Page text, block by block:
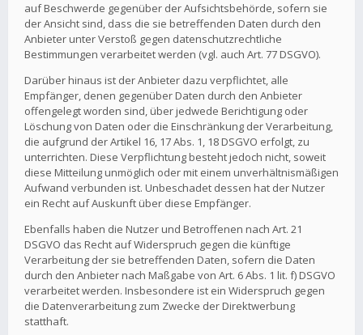
auf Beschwerde gegenüber der Aufsichtsbehörde, sofern sie
der Ansicht sind, dass die sie betreffenden Daten durch den
Anbieter unter Verstoß gegen datenschutzrechtliche
Bestimmungen verarbeitet werden (vgl. auch Art. 77 DSGVO).
Darüber hinaus ist der Anbieter dazu verpflichtet, alle
Empfänger, denen gegenüber Daten durch den Anbieter
offengelegt worden sind, über jedwede Berichtigung oder
Löschung von Daten oder die Einschränkung der Verarbeitung,
die aufgrund der Artikel 16, 17 Abs. 1, 18 DSGVO erfolgt, zu
unterrichten. Diese Verpflichtung besteht jedoch nicht, soweit
diese Mitteilung unmöglich oder mit einem unverhältnismäßigen
Aufwand verbunden ist. Unbeschadet dessen hat der Nutzer
ein Recht auf Auskunft über diese Empfänger.
Ebenfalls haben die Nutzer und Betroffenen nach Art. 21
DSGVO das Recht auf Widerspruch gegen die künftige
Verarbeitung der sie betreffenden Daten, sofern die Daten
durch den Anbieter nach Maßgabe von Art. 6 Abs. 1 lit. f) DSGVO
verarbeitet werden. Insbesondere ist ein Widerspruch gegen
die Datenverarbeitung zum Zwecke der Direktwerbung
statthaft.